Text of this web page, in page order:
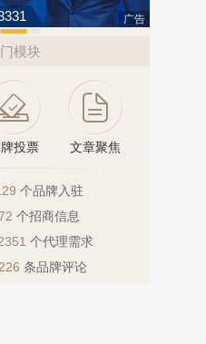
广告
模块
投票 文章聚焦
个品牌入驻
个招商信息
个代理需求
条品牌评论